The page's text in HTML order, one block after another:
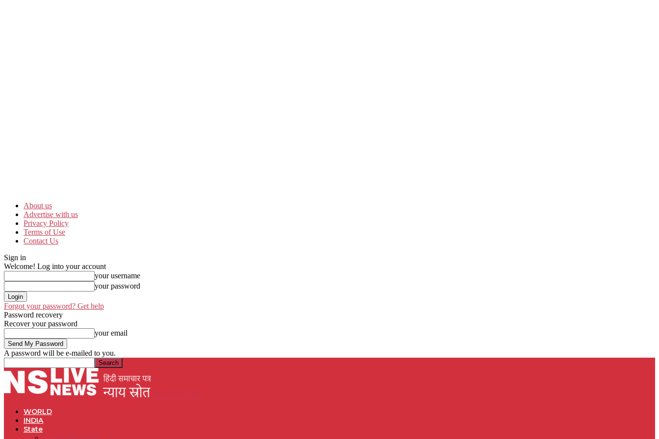
About us
Advertise with us
Privacy Policy
Terms of Use
Contact Us
Sign in
Welcome! Log into your account
your username
your password
Forgot your password? Get help
Password recovery
Recover your password
your email
A password will be e-mailed to you.
WORLD
INDIA
State